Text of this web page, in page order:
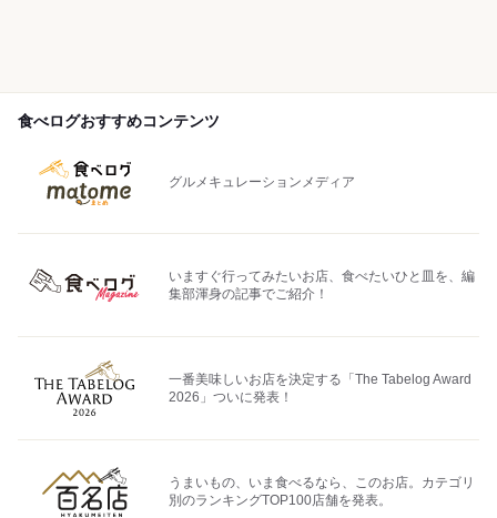
食べログおすすめコンテンツ
グルメキュレーションメディア
いますぐ行ってみたいお店、食べたいひと皿を、編
集部渾身の記事でご紹介！
一番美味しいお店を決定する「The Tabelog Award
2026」ついに発表！
うまいもの、いま食べるなら、このお店。カテゴリ
別のランキングTOP100店舗を発表。